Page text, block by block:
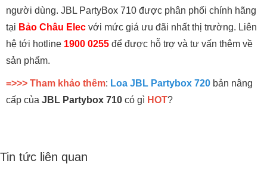
người dùng. JBL PartyBox 710 được phân phối chính hãng
tại Bảo Châu Elec với mức giá ưu đãi nhất thị trường. Liên
hệ tới hotline 1900 0255 để được hỗ trợ và tư vấn thêm về
sản phẩm.
=>>> Tham khảo thêm: Loa JBL Partybox 720 bản nâng
cấp của JBL Partybox 710 có gì HOT?
Tin tức liên quan